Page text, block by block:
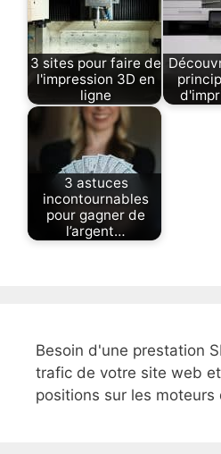
3 sites pour faire de
l'impression 3D en
ligne
3 astuces
incontournables
pour gagner de
l’argent…
Besoin d'une prestation
trafic de votre site web
positions sur les moteurs